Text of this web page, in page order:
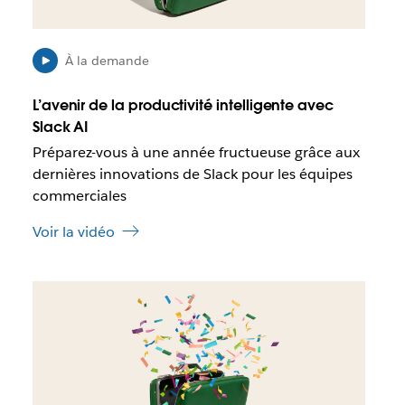
l
e
q
u
e
c
e
l
e
’
À la demande
L’avenir de la productivité intelligente avec
Slack AI
Préparez-vous à une année fructueuse grâce aux
dernières innovations de Slack pour les équipes
commerciales
Voir la vidéo